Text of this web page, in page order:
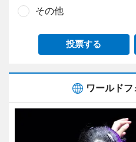
その他
投票する
ワールド